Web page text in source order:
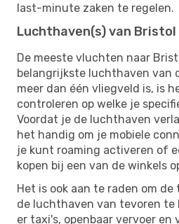
last-minute zaken te regelen.
Luchthaven(s) van Bristol
De meeste vluchten naar
belangrijkste luchthaven van
meer dan één vliegveld is, is
controleren op welke je
Voordat je de luchthaven
het handig om je mobiele
je kunt roaming activeren of
kopen bij een van de winkels
Het is ook aan te raden om
de luchthaven van tevoren te
er taxi's, openbaar vervoer en